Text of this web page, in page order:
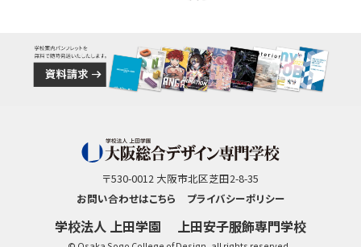
〒530-0012 大阪市北区芝田2-8-35
お問い合わせはこちら
プライバシーポリシー
学校法人 上田学園 上田安子服飾専門学校